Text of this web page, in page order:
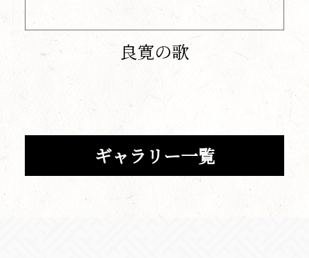
良寛の歌
ギャラリー一覧